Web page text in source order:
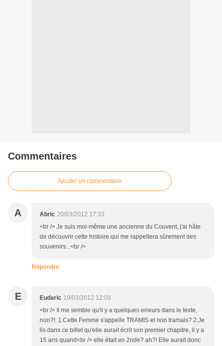
Commentaires
Ajouter un commentaire
A Abric 20/03/2012 17:33
<br /> Je suis moi-même une ancienne du Couvent, j'ai hâte
de découvrir cette histoire qui me rappellera sûrement des
souvenirs...<br />
Répondre
E Eudaric 19/03/2012 12:09
<br /> Il me semble qu'il y a quelques erreurs dans le texte,
non?!: 1.Cette Femme s'appelle TRAMIS et non tramais? 2.Je
lis dans ce billet qu'elle aurait écrit son premier chapitre, il y a
15 ans quand<br /> elle était en 2nde? ah?! Elle aurait donc